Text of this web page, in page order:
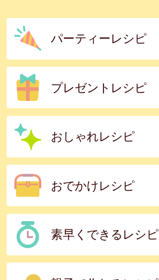
パーティーレシピ
プレゼントレシピ
おしゃれレシピ
おでかけレシピ
素早くできるレシピ